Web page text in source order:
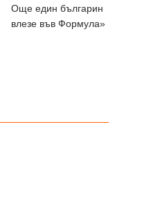
Още един българин
влезе във Формула»